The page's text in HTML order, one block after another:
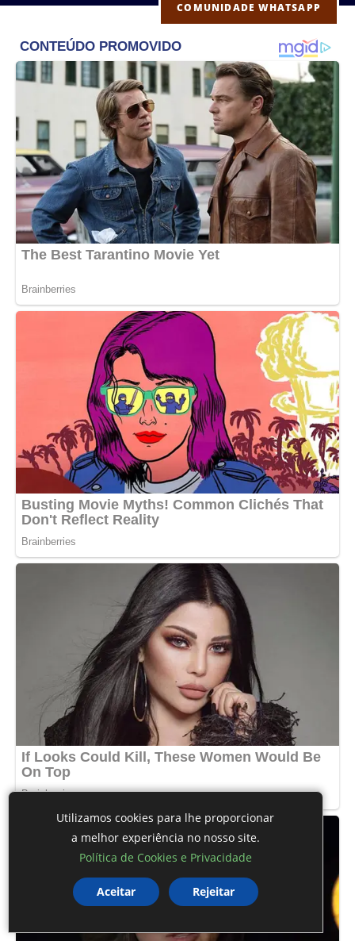
COMUNIDADE WHATSAPP
Utilizamos cookies para lhe proporcionar
a melhor experiência no nosso site.
Política de Cookies e Privacidade
Aceitar Rejeitar